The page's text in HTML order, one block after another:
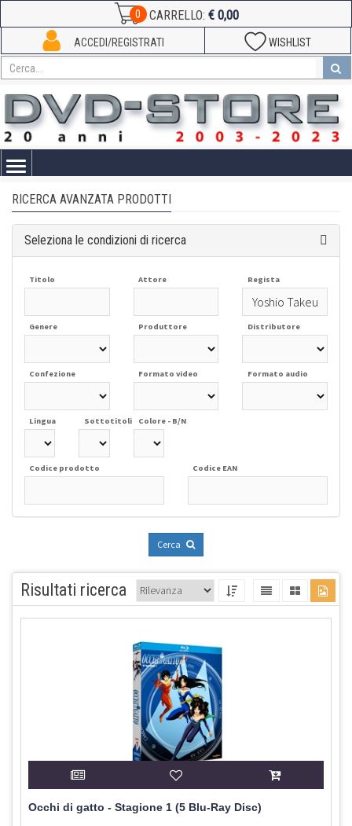
0 CARRELLO: € 0,00
WISHLIST
ACCEDI/REGISTRATI
Toggle
RICERCA AVANZATA PRODOTTI
Seleziona le condizioni di ricerca
Titolo Attore Regista
Genere Produttore Distributore
Confezione Formato video Formato audio
Lingua Sottotitoli Colore - B/N
Codice prodotto Codice EAN
Cerca
Risultati ricerca
Occhi di gatto - Stagione 1 (5 Blu-Ray Disc)